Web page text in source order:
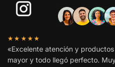
★★★★★
«Excelente atención y
mayor y todo llegó perfecto.